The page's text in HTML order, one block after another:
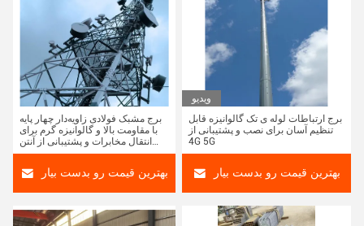
برج مشبک فولادی زاویه‌دار چهار پایه
با مقاومت بالا و گالوانیزه گرم برای
انتقال مخابرات و پشتیبانی از آنتن
رادیویی
بهترین قیمت رو بدست بیار
ویدیو
برج ارتباطات لوله ی تک گالوانیزه قابل
تنظیم آسان برای نصب و پشتیبانی از
4G 5G
بهترین قیمت رو بدست بیار